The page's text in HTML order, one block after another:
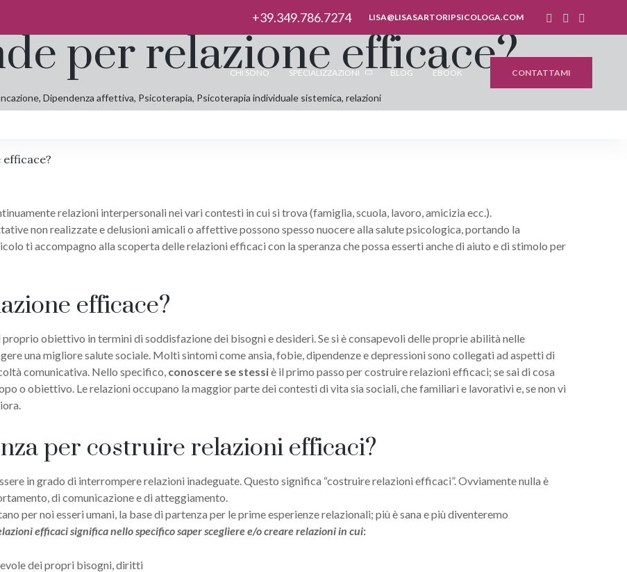
+39.349.786.7274 LISA@LISASARTORIPSICOLOGA.COM
CHI SONO SPECIALIZZAZIONI BLOG EBOOK CONTATTAMI
per relazione efficace?
, Dipendenza affettiva, Psicoterapia, Psicoterapia individuale sistemica, relazioni
relazioni interpersonali nei vari contesti in cui si trova (famiglia, scuola, lavoro, amicizia ecc.).
non realizzate e delusioni amicali o affettive possono spesso nuocere alla salute psicologica, portando la
ti accompagno alla scoperta delle relazioni efficaci con la speranza che possa esserti anche di aiuto e di stimolo per
efficace?
obiettivo in termini di soddisfazione dei bisogni e desideri. Se si è consapevoli delle proprie abilità nelle
una migliore salute sociale. Molti sintomi come ansia, fobie, dipendenze e depressioni sono collegati ad aspetti di
comunicativa. Nello specifico, conoscere se stessiè il primo passo per costruire relazioni efficaci; se sai di cosa
o obiettivo. Le relazioni occupano la maggior parte dei contesti di vita sia sociali, che familiari e lavorativi e, se non vi
per costruire relazioni efficaci?
in grado di interrompere relazioni inadeguate. Questo significa “costruire relazioni efficaci”. Ovviamente nulla è
di comunicazione e di atteggiamento.
per noi esseri umani, la base di partenza per le prime esperienze relazionali; più è sana e più diventeremo
efficaci significa nello specifico saper scegliere e/o creare relazioni in cui:
dei propri bisogni, diritti